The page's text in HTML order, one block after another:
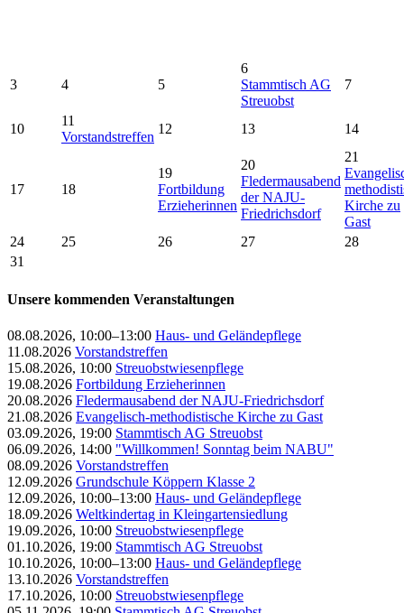
3 4 5
6
Stammtisch AG
Streuobst
7
10
11
Vorstandstreffen
12 13 14
17 18
19
Fortbildung
Erzieherinnen
20
Fledermausabend
der NAJU-
Friedrichsdorf
21
Kirche zu
Gast
24
25 26 27
28
31
Unsere kommenden Veranstaltungen
08.08.2026, 10:00–13:00 Haus- und Geländepflege
11.08.2026 Vorstandstreffen
15.08.2026, 10:00 Streuobstwiesenpflege
19.08.2026 Fortbildung Erzieherinnen
20.08.2026 Fledermausabend der NAJU-Friedrichsdorf
21.08.2026 Evangelisch-methodistische Kirche zu Gast
03.09.2026, 19:00 Stammtisch AG Streuobst
06.09.2026, 14:00 "Willkommen! Sonntag beim NABU"
08.09.2026 Vorstandstreffen
12.09.2026 Grundschule Köppern Klasse 2
12.09.2026, 10:00–13:00 Haus- und Geländepflege
18.09.2026 Weltkindertag in Kleingartensiedlung
19.09.2026, 10:00 Streuobstwiesenpflege
01.10.2026, 19:00 Stammtisch AG Streuobst
10.10.2026, 10:00–13:00 Haus- und Geländepflege
13.10.2026 Vorstandstreffen
17.10.2026, 10:00 Streuobstwiesenpflege